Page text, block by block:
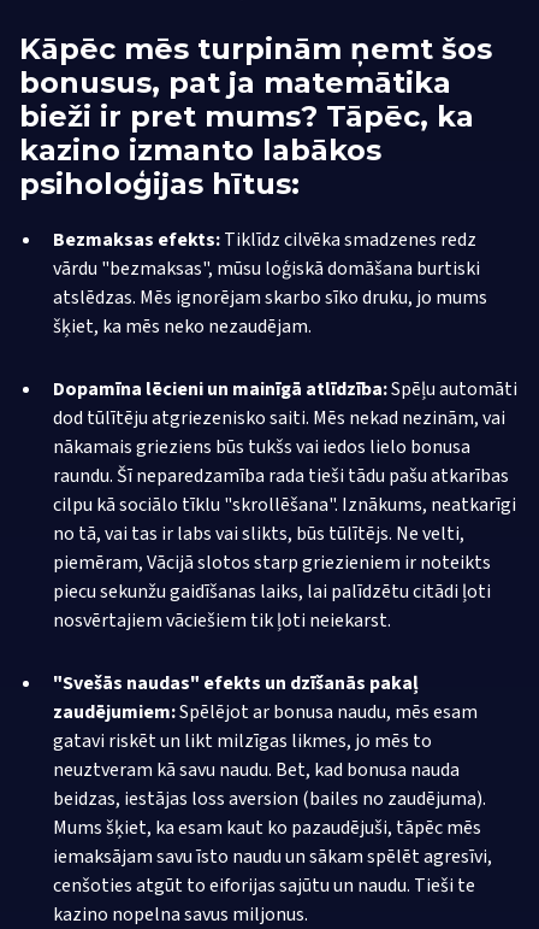
Kāpēc mēs turpinām ņemt šos
bonusus, pat ja matemātika
bieži ir pret mums? Tāpēc, ka
kazino izmanto labākos
psiholoģijas hītus:
Bezmaksas efekts:Tiklīdz cilvēka smadzenes redz
vārdu "bezmaksas", mūsu loģiskā domāšana burtiski
atslēdzas. Mēs ignorējam skarbo sīko druku, jo mums
šķiet, ka mēs neko nezaudējam.
Dopamīna lēcieni un mainīgā atlīdzība:Spēļu automāti
dod tūlītēju atgriezenisko saiti. Mēs nekad nezinām, vai
nākamais grieziens būs tukšs vai iedos lielo bonusa
raundu. Šī neparedzamība rada tieši tādu pašu atkarības
cilpu kā sociālo tīklu "skrollēšana". Iznākums, neatkarīgi
no tā, vai tas ir labs vai slikts, būs tūlītējs. Ne velti,
piemēram, Vācijā slotos starp griezieniem ir noteikts
piecu sekunžu gaidīšanas laiks, lai palīdzētu citādi ļoti
nosvērtajiem vāciešiem tik ļoti neiekarst.
"Svešās naudas" efekts un dzīšanās pakaļ
zaudējumiem:Spēlējot ar bonusa naudu, mēs esam
gatavi riskēt un likt milzīgas likmes, jo mēs to
neuztveram kā savu naudu. Bet, kad bonusa nauda
beidzas, iestājas loss aversion (bailes no zaudējuma).
Mums šķiet, ka esam kaut ko pazaudējuši, tāpēc mēs
iemaksājam savu īsto naudu un sākam spēlēt agresīvi,
cenšoties atgūt to eiforijas sajūtu un naudu. Tieši te
kazino nopelna savus miljonus.